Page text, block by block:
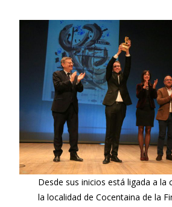
Desde sus inicios está ligada a la
la localidad de Cocentaina de la